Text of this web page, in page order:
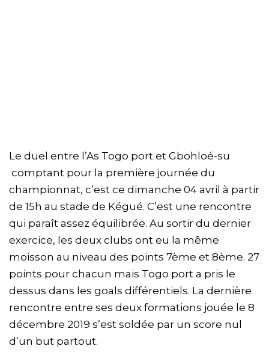
Le duel entre l’As Togo port et Gbohloé-su
comptant pour la première journée du
championnat, c’est ce dimanche 04 avril à partir
de 15h au stade de Kégué. C’est une rencontre
qui paraît assez équilibrée. Au sortir du dernier
exercice, les deux clubs ont eu la même
moisson au niveau des points 7ème et 8ème. 27
points pour chacun mais Togo port a pris le
dessus dans les goals différentiels. La dernière
rencontre entre ses deux formations jouée le 8
décembre 2019 s’est soldée par un score nul
d’un but partout.